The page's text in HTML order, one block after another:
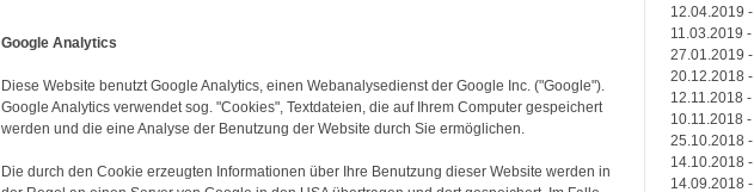
Google Analytics
Diese Website benutzt Google Analytics, einen Webanalysedienst der Google Inc. ("Google").
Google Analytics verwendet sog. "Cookies", Textdateien, die auf Ihrem Computer gespeichert
werden und die eine Analyse der Benutzung der Website durch Sie ermöglichen.
Die durch den Cookie erzeugten Informationen über Ihre Benutzung dieser Website werden in
12.04.2019 -
11.03.2019 -
27.01.2019 -
20.12.2018 -
12.11.2018 -
10.11.2018 -
25.10.2018 -
14.10.2018 -
14.09.2018 -